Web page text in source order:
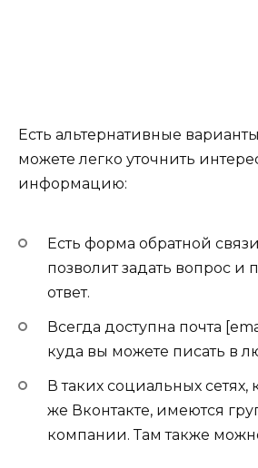
Есть альтернативные
можете легко уточнить
информацию:
Есть форма обратной
позволит задать вопрос и
ответ.
Всегда доступна почта
куда вы можете писать в
В таких социальных
же Вконтакте, имеются
компании. Там также